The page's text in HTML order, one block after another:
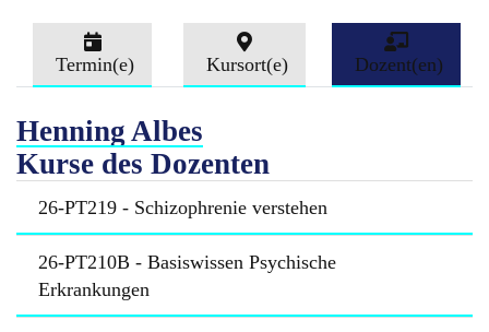
Termin(e) Kursort(e) Dozent(en)
Henning Albes
Kurse des Dozenten
26-PT219 - Schizophrenie verstehen
26-PT210B - Basiswissen Psychische
Erkrankungen